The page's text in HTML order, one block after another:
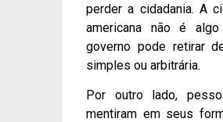
perder a cidadania. A
americana não é
governo pode retirar
simples ou arbitrária.
Por outro lado,
mentiram em seus